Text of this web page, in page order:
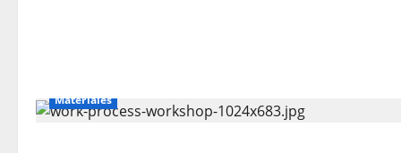
Materiales